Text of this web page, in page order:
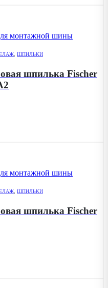
, ШПИЛЬКИ
шпилька Fischer
ШПИЛЬКИ
шпилька Fischer